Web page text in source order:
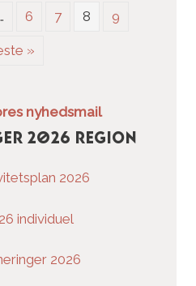
6 7 8 9
»
nyhedsmail
2026 Region
2026
individuel
2026